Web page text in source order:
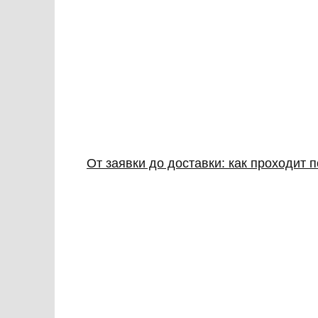
От заявки до доставки: как проходит